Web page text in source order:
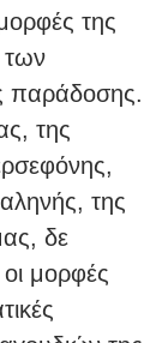
της
των
παράδοσης.
της
της
δε
μορφές